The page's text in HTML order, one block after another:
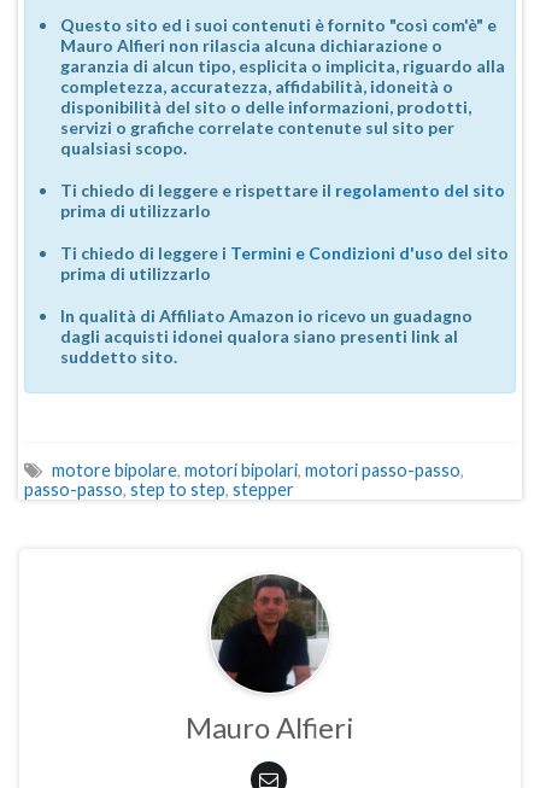
Questo sito ed i suoi contenuti è fornito "così com'è" e
Mauro Alfieri non rilascia alcuna dichiarazione o
garanzia di alcun tipo, esplicita o implicita, riguardo alla
completezza, accuratezza, affidabilità, idoneità o
disponibilità del sito o delle informazioni, prodotti,
servizi o grafiche correlate contenute sul sito per
qualsiasi scopo.
Ti chiedo di leggere e rispettare il regolamento del sito
prima di utilizzarlo
Ti chiedo di leggere i Termini e Condizioni d'uso del sito
prima di utilizzarlo
In qualità di Affiliato Amazon io ricevo un guadagno
dagli acquisti idonei qualora siano presenti link al
suddetto sito.
motore bipolare, motori bipolari, motori passo-passo,
passo-passo, step to step, stepper
Mauro Alfieri